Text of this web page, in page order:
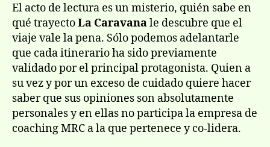
El acto de lectura es un misterio, quién sabe en
qué trayectoLa Caravanale descubre que el
viaje vale la pena. Sólo podemos adelantarle
que cada itinerario ha sido previamente
validado por el principal protagonista. Quien a
su vez y por un exceso de cuidado quiere hacer
saber que sus opiniones son absolutamente
personales y en ellas no participa la empresa de
coaching MRC a la que pertenece y co-lidera.